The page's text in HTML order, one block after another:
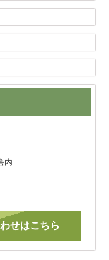
内
せはこちら